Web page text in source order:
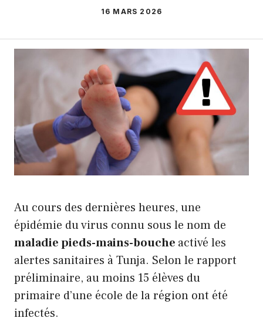
16 MARS 2026
Au cours des dernières heures, une
épidémie du virus connu sous le nom de
maladie pieds-mains-bouche activé les
alertes sanitaires à Tunja. Selon le rapport
préliminaire, au moins 15 élèves du
primaire d’une école de la région ont été
infectés.